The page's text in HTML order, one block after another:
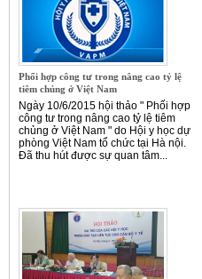
Phối hợp công tư trong nâng cao tỷ lệ
tiêm chủng ở Việt Nam
Ngày 10/6/2015 hội thảo " Phối hợp
công tư trong nâng cao tỷ lệ tiêm
chủng ở Việt Nam " do Hội y học dự
phòng Việt Nam tổ chức tại Hà nội.
Đã thu hút được sự quan tâm...